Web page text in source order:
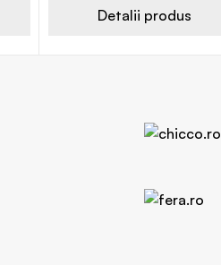
Detalii produs